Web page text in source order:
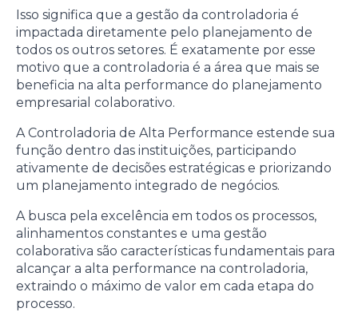
Isso significa que a gestão da controladoria é
impactada diretamente pelo planejamento de
todos os outros setores. É exatamente por esse
motivo que a controladoria é a área que mais se
beneficia na alta performance do planejamento
empresarial colaborativo.
A Controladoria de Alta Performance estende sua
função dentro das instituições, participando
ativamente de decisões estratégicas e priorizando
um planejamento integrado de negócios.
A busca pela excelência em todos os processos,
alinhamentos constantes e uma gestão
colaborativa são características fundamentais para
alcançar a alta performance na controladoria,
extraindo o máximo de valor em cada etapa do
processo.